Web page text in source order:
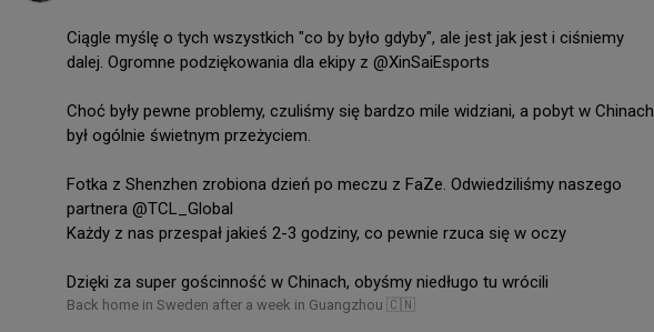
@TeamVitalityCS
Seks stworzył erę Vitality.
Ciągle myślę o tych wszystkich "co by było gdyby", ale jest jak jest i ciśniemy
dalej. Ogromne podziękowania dla ekipy z @XinSaiEsports
Choć były pewne problemy, czuliśmy się bardzo mile widziani, a pobyt w Chinach
był ogólnie świetnym przeżyciem.
Fotka z Shenzhen zrobiona dzień po meczu z FaZe. Odwiedziliśmy naszego
partnera @TCL_Global
Każdy z nas przespał jakieś 2-3 godziny, co pewnie rzuca się w oczy
Dzięki za super gościnność w Chinach, obyśmy niedługo tu wrócili
Back home in Sweden after a week in Guangzhou 🇨🇳